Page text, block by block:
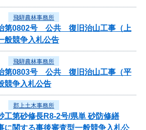
飛騨農林事務所
治第0802号 公共 復旧治山工事（上
般競争入札公告
飛騨農林事務所
治第0803号 公共 復旧治山工事（平
競争入札公告
郡上土木事務所
工第砂修長R8-2号/県単 砂防修繕
に関する事後審査型一般競争入札公